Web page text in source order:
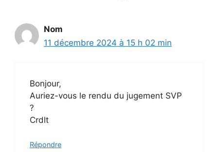
Nom
11 décembre 2024 à 15 h 02 min
Bonjour,
Auriez-vous le rendu du jugement SVP
?
Crdlt
Répondre